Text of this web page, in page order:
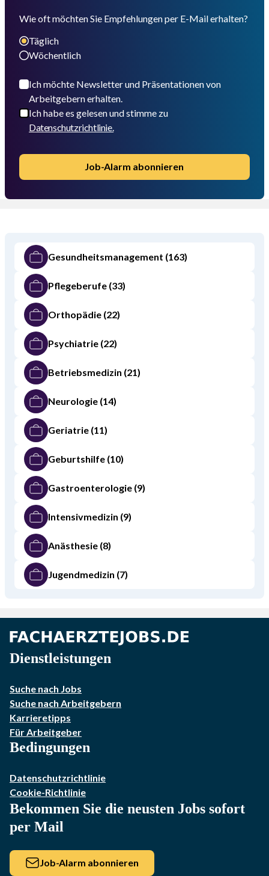
Wie oft möchten Sie Empfehlungen per E-Mail erhalten?
Täglich
Wöchentlich
Ich möchte Newsletter und Präsentationen von
Arbeitgebern erhalten.
Ich habe es gelesen und stimme zu
Datenschutzrichtlinie.
Job-Alarm abonnieren
Gesundheitsmanagement (163)
Pflegeberufe (33)
Orthopädie (22)
Psychiatrie (22)
Betriebsmedizin (21)
Neurologie (14)
Geriatrie (11)
Geburtshilfe (10)
Gastroenterologie (9)
Intensivmedizin (9)
Anästhesie (8)
Jugendmedizin (7)
Dienstleistungen
Suche nach Jobs
Suche nach Arbeitgebern
Karrieretipps
Für Arbeitgeber
Bedingungen
Datenschutzrichtlinie
Cookie-Richtlinie
Bekommen Sie die neusten Jobs sofort
per Mail
Job-Alarm abonnieren